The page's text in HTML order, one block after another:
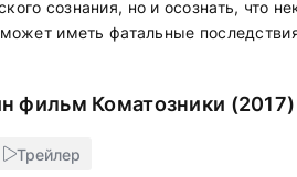
сознания, но и осознать, что
иметь фатальные
фильм Коматозники
Трейлер